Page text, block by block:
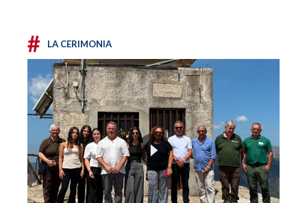
# LA CERIMONIA